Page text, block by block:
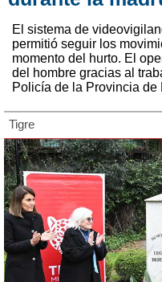
El sistema de
permitió seguir los
momento del hurto. El
del hombre gracias al
Policía de la Provincia de
Tigre